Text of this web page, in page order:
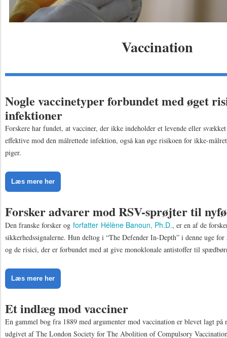
Vaccination
Nogle vaccinetyper forbundet med øget
infektioner
Forskere har fundet, at vacciner, der ikke indeholder et levende eller
effektive mod den målrettede infektion, også kan øge risikoen for ikke-
piger.
Læs mere her
Forsker advarer mod RSV-sprøjter til
Den franske forsker og forfatter Hélène Banoun, Ph.D., er en af de
sikkerhedssignalerne. Hun deltog i “The Defender In-Depth” i denne uge
og de risici, der er forbundet med at give monoklonale antistoffer til
Læs mere her
Et indlæg mod vacciner
​​​​​​​En gammel bog fra 1889 med argumenter mod vaccination er blevet lagt
udgivet af The London Society for The Abolition of Compulsory